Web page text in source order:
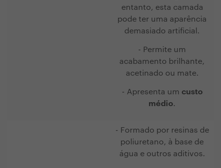
entanto, esta camada
pode ter uma aparência
demasiado artificial.
- Permite um
acabamento brilhante,
acetinado ou mate.
- Apresenta um custo
médio.
- Formado por resinas de
poliuretano, à base de
água e outros aditivos.